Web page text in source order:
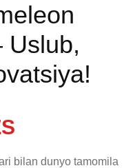
Uslub,
bilan dunyo tamomila